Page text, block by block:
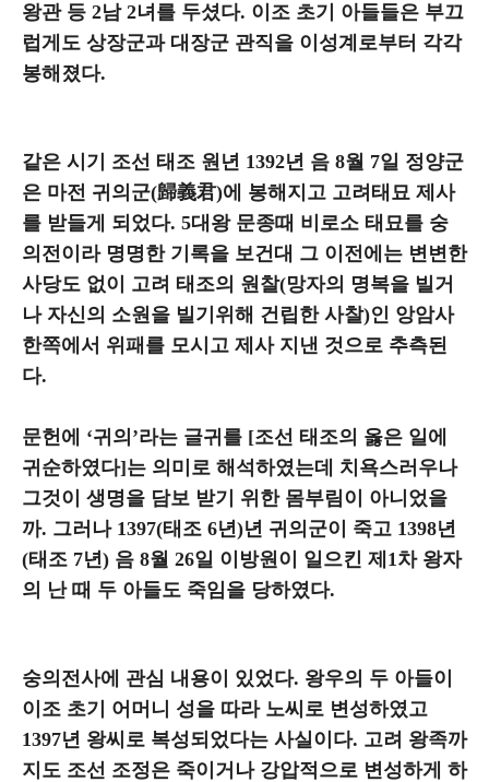
왕관 등 2남 2녀를 두셨다. 이조 초기 아들들은 부끄
럽게도 상장군과 대장군 관직을 이성계로부터 각각
봉해졌다.
같은 시기 조선 태조 원년 1392년 음 8월 7일 정양군
은 마전 귀의군(歸義君)에 봉해지고 고려태묘 제사
를 받들게 되었다. 5대왕 문종때 비로소 태묘를 숭
의전이라 명명한 기록을 보건대 그 이전에는 변변한
사당도 없이 고려 태조의 원찰(망자의 명복을 빌거
나 자신의 소원을 빌기위해 건립한 사찰)인 앙암사
한쪽에서 위패를 모시고 제사 지낸 것으로 추측된
다.
문헌에 ‘귀의’라는 글귀를 [조선 태조의 옳은 일에
귀순하였다]는 의미로 해석하였는데 치욕스러우나
그것이 생명을 담보 받기 위한 몸부림이 아니었을
까. 그러나 1397(태조 6년)년 귀의군이 죽고 1398년
(태조 7년) 음 8월 26일 이방원이 일으킨 제1차 왕자
의 난 때 두 아들도 죽임을 당하였다.
숭의전사에 관심 내용이 있었다. 왕우의 두 아들이
이조 초기 어머니 성을 따라 노씨로 변성하였고
1397년 왕씨로 복성되었다는 사실이다. 고려 왕족까
지도 조선 조정은 죽이거나 강압적으로 변성하게 하